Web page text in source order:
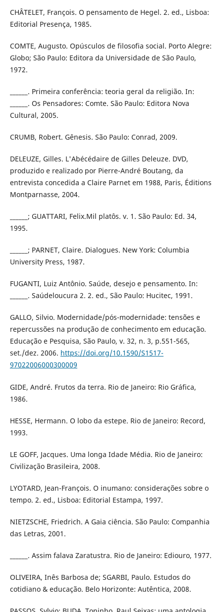
CHÂTELET, François. O pensamento de Hegel. 2. ed., Lisboa:
Editorial Presença, 1985.
COMTE, Augusto. Opúsculos de filosofia social. Porto Alegre:
Globo; São Paulo: Editora da Universidade de São Paulo,
1972.
______. Primeira conferência: teoria geral da religião. In:
______. Os Pensadores: Comte. São Paulo: Editora Nova
Cultural, 2005.
CRUMB, Robert. Gênesis. São Paulo: Conrad, 2009.
DELEUZE, Gilles. L'Abécédaire de Gilles Deleuze. DVD,
produzido e realizado por Pierre-André Boutang, da
entrevista concedida a Claire Parnet em 1988, Paris, Éditions
Montparnasse, 2004.
______; GUATTARI, Felix.Mil platôs. v. 1. São Paulo: Ed. 34,
1995.
______; PARNET, Claire. Dialogues. New York: Columbia
University Press, 1987.
FUGANTI, Luiz Antônio. Saúde, desejo e pensamento. In:
______. Saúdeloucura 2. 2. ed., São Paulo: Hucitec, 1991.
GALLO, Silvio. Modernidade/pós-modernidade: tensões e
repercussões na produção de conhecimento em educação.
Educação e Pesquisa, São Paulo, v. 32, n. 3, p.551-565,
set./dez. 2006. https://doi.org/10.1590/S1517-
97022006000300009
GIDE, André. Frutos da terra. Rio de Janeiro: Rio Gráfica,
1986.
HESSE, Hermann. O lobo da estepe. Rio de Janeiro: Record,
1993.
LE GOFF, Jacques. Uma longa Idade Média. Rio de Janeiro:
Civilização Brasileira, 2008.
LYOTARD, Jean-François. O inumano: considerações sobre o
tempo. 2. ed., Lisboa: Editorial Estampa, 1997.
NIETZSCHE, Friedrich. A Gaia ciência. São Paulo: Companhia
das Letras, 2001.
______. Assim falava Zaratustra. Rio de Janeiro: Ediouro, 1977.
OLIVEIRA, Inês Barbosa de; SGARBI, Paulo. Estudos do
cotidiano & educação. Belo Horizonte: Autêntica, 2008.